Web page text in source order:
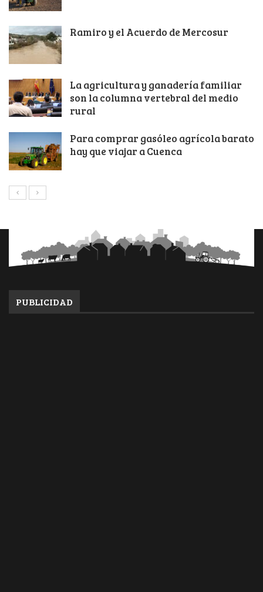
Ramiro y el Acuerdo de Mercosur
La agricultura y ganadería familiar
son la columna vertebral del medio
rural
Para comprar gasóleo agrícola barato
hay que viajar a Cuenca
PUBLICIDAD